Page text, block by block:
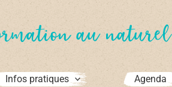
au naturel
Infos pratiques Agenda